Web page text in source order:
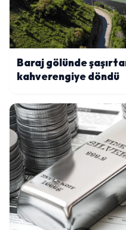
Baraj gölünde
kahverengiye döndü